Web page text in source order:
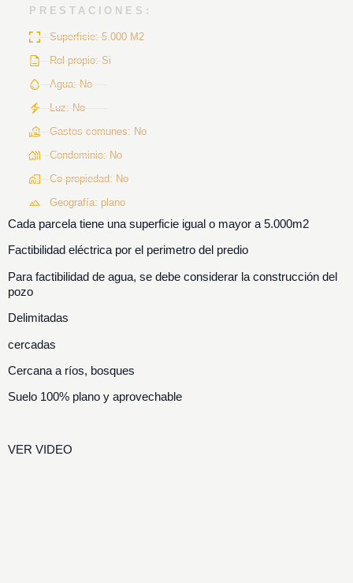
PRESTACIONES:
Superficie: 5.000 M2
Rol propio: Si
Agua: No
Luz: No
Gastos comunes: No
Condominio: No
Co-propiedad: No
Geografía: plano
Cada parcela tiene una superficie igual o mayor a 5.000m2
Factibilidad eléctrica por el perimetro del predio
Para factibilidad de agua, se debe considerar la construcción del
pozo
Delimitadas
cercadas
Cercana a ríos, bosques
Suelo 100% plano y aprovechable
VER VIDEO